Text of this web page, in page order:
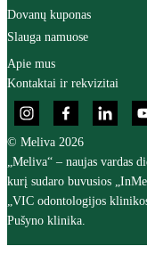
Dovanų kuponas
Slauga namuose
Apie mus
Kontaktai ir rekvizitai
© Meliva 2026
„Meliva“ – naujas vardas
kurį sudaro buvusios
„VIC odontologijos
Pušyno klinika.